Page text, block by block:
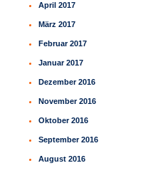
April 2017
März 2017
Februar 2017
Januar 2017
Dezember 2016
November 2016
Oktober 2016
September 2016
August 2016